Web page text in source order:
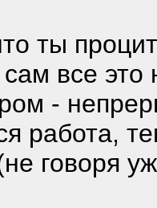
ты
все
-
работа,
говоря